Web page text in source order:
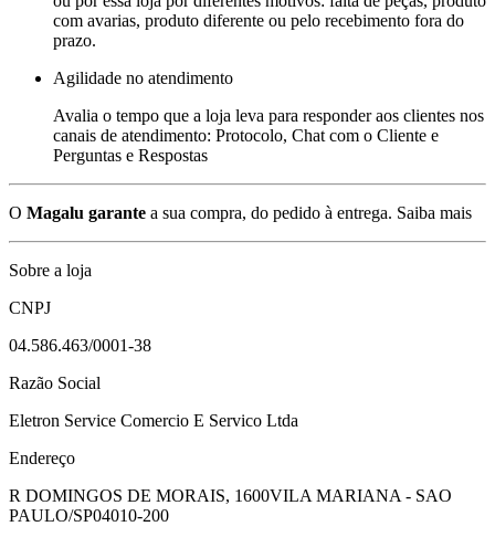
com avarias, produto diferente ou pelo recebimento fora do
prazo.
Agilidade no atendimento
Avalia o tempo que a loja leva para responder aos clientes nos
canais de atendimento: Protocolo, Chat com o Cliente e
Perguntas e Respostas
O Magalu garante a sua compra, do pedido à entrega. Saiba mais
Sobre a loja
CNPJ
04.586.463/0001-38
Razão Social
Eletron Service Comercio E Servico Ltda
Endereço
R DOMINGOS DE MORAIS, 1600VILA MARIANA - SAO
PAULO/SP04010-200